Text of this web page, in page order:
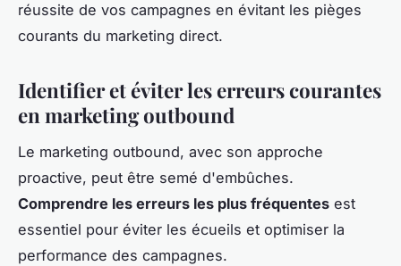
réussite de vos campagnes en évitant les pièges
courants du marketing direct.
Identifier et éviter les erreurs courantes
en marketing outbound
Le marketing outbound, avec son approche
proactive, peut être semé d'embûches.
Comprendre les erreurs les plus fréquentes est
essentiel pour éviter les écueils et optimiser la
performance des campagnes.